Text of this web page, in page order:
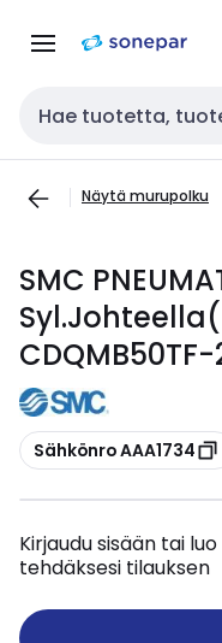
navigointiinsisältöön
Haku
Näytä murupolku
SMC
Kopioi
Sähkönro AAA1734
Kirjaudu sisään tai
tehdäksesi tilauksen